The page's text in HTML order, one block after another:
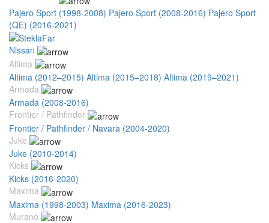
Pajero Sport (1998-2008) Pajero Sport (2008-2016) Pajero Sport
(QE) (2016-2021)
Nissan
Altima
Altima (2012–2015) Altima (2015–2018) Altima (2019–2021)
Armada
Armada (2008-2016)
Frontier / Pathfinder
Frontier / Pathfinder / Navara (2004-2020)
Juke
Juke (2010-2014)
Kicks
Kicks (2016-2020)
Maxima
Maxima (1998-2003) Maxima (2016-2023)
Murano